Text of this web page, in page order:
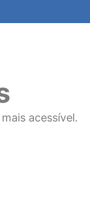
acessível.